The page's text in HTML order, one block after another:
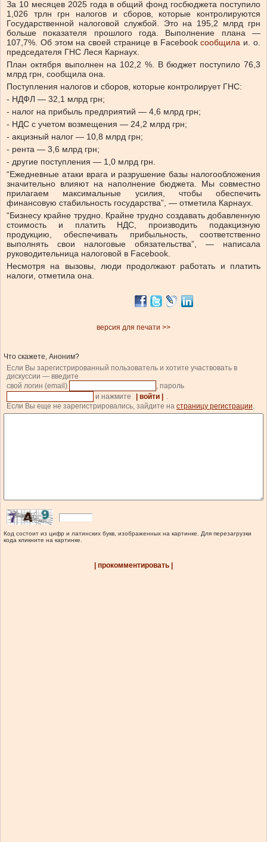
За 10 месяцев 2025 года в общий фонд госбюджета поступило
1,026 трлн грн налогов и сборов, которые контролируются
Государственной налоговой службой. Это на 195,2 млрд грн
больше показателя прошлого года. Выполнение плана —
107,7%. Об этом на своей странице в Facebook сообщила и. о.
председателя ГНС Леся Карнаух.
План октября выполнен на 102,2 %. В бюджет поступило 76,3
млрд грн, сообщила она.
Поступления налогов и сборов, которые контролирует ГНС:
- НДФЛ — 32,1 млрд грн;
- налог на прибыль предприятий — 4,6 млрд грн;
- НДС с учетом возмещения — 24,2 млрд грн;
- акцизный налог — 10,8 млрд грн;
- рента — 3,6 млрд грн;
- другие поступления — 1,0 млрд грн.
“Ежедневные атаки врага и разрушение базы налогообложения
значительно влияют на наполнение бюджета. Мы совместно
прилагаем максимальные усилия, чтобы обеспечить
финансовую стабильность государства”, — отметила Карнаух.
“Бизнесу крайне трудно. Крайне трудно создавать добавленную
стоимость и платить НДС, производить подакцизную
продукцию, обеспечивать прибыльность, соответственно
выполнять свои налоговые обязательства”, — написала
руководительница налоговой в Facebook.
Несмотря на вызовы, люди продолжают работать и платить
налоги, отметила она.
версия для печати >>
Что скажете, Аноним?
Если Вы зарегистрированный пользователь и хотите участвовать в
дискуссии — введите
свой логин (email)
, пароль
и нажмите
| войти |
.
Если Вы еще не зарегистрировались, зайдите на страницу регистрации.
Код состоит из цифр и латинских букв, изображенных на картинке. Для перезагрузки
кода кликните на картинке.
| прокомментировать |